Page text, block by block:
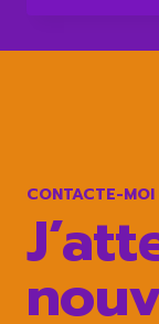
CONTACTE-MOI